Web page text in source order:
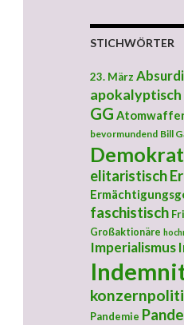
STICHWÖRTER
23. März
apokalyptisch
GG
bevormundend Bill
elitaristisch
faschistisch
Großaktionäre
Imperialismus
Pandemie